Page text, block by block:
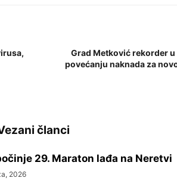
Grad Metković rekorder
povećanju naknada za
članci
29. Maraton lađa na Neretvi
2026